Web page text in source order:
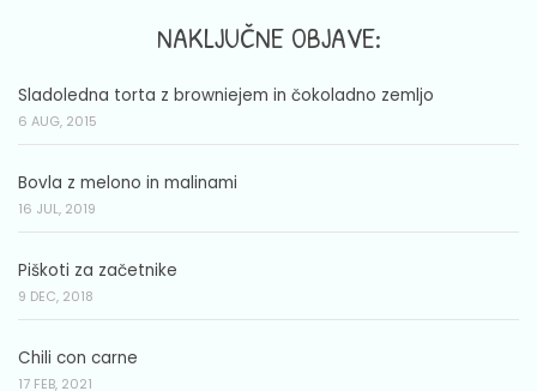
NAKLJUČNE OBJAVE:
Sladoledna torta z browniejem in čokoladno zemljo
6 AUG, 2015
Bovla z melono in malinami
16 JUL, 2019
Piškoti za začetnike
9 DEC, 2018
Chili con carne
17 FEB, 2021